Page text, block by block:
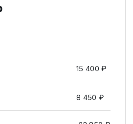
15 400 ₽
8 450 ₽